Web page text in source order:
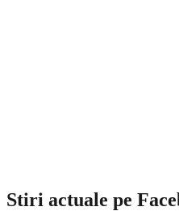
Stiri actuale pe